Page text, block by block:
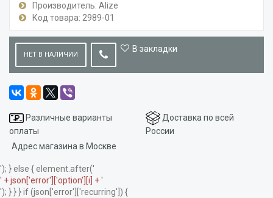
Производитель: Alize
Код товара: 2989-01
НЕТ В НАЛИЧИИ
В закладки
Различные варианты
оплаты
Доставка по всей
России
Адрес магазина в Москве
'); } else { element.after('
' + json['error']['option'][i] + '
'); } } } if (json['error']['recurring']) {